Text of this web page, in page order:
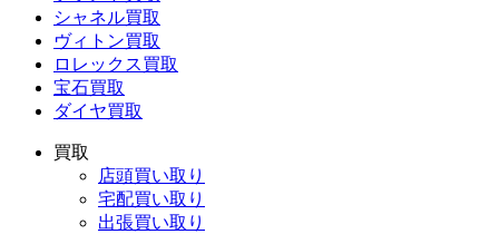
シャネル買取
ヴィトン買取
ロレックス買取
宝石買取
ダイヤ買取
買取
店頭買い取り
宅配買い取り
出張買い取り